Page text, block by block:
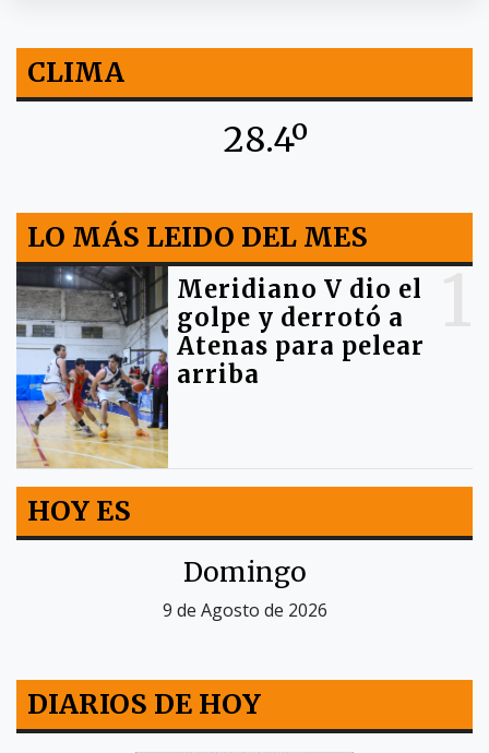
CLIMA
28.4º
LO MÁS LEIDO DEL MES
Meridiano V dio el
golpe y derrotó a
Atenas para pelear
arriba
HOY ES
Domingo
9 de Agosto de 2026
DIARIOS DE HOY